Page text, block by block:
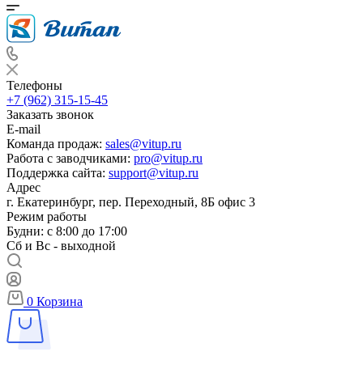
Телефоны
+7 (962) 315-15-45
Заказать звонок
E-mail
Команда продаж: sales@vitup.ru
Работа с заводчиками: pro@vitup.ru
Поддержка сайта: support@vitup.ru
Адрес
г. Екатеринбург, пер. Переходный, 8Б офис 3
Режим работы
Будни: с 8:00 до 17:00
Сб и Вс - выходной
0 Корзина